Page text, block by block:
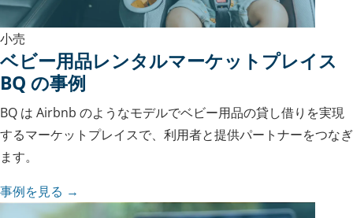
小売
ベビー用品レンタルマーケットプレイス
BQ の事例
BQ は Airbnb のようなモデルでベビー用品の貸し借りを実現
するマーケットプレイスで、利用者と提供パートナーをつなぎ
ます。
事例を見る →